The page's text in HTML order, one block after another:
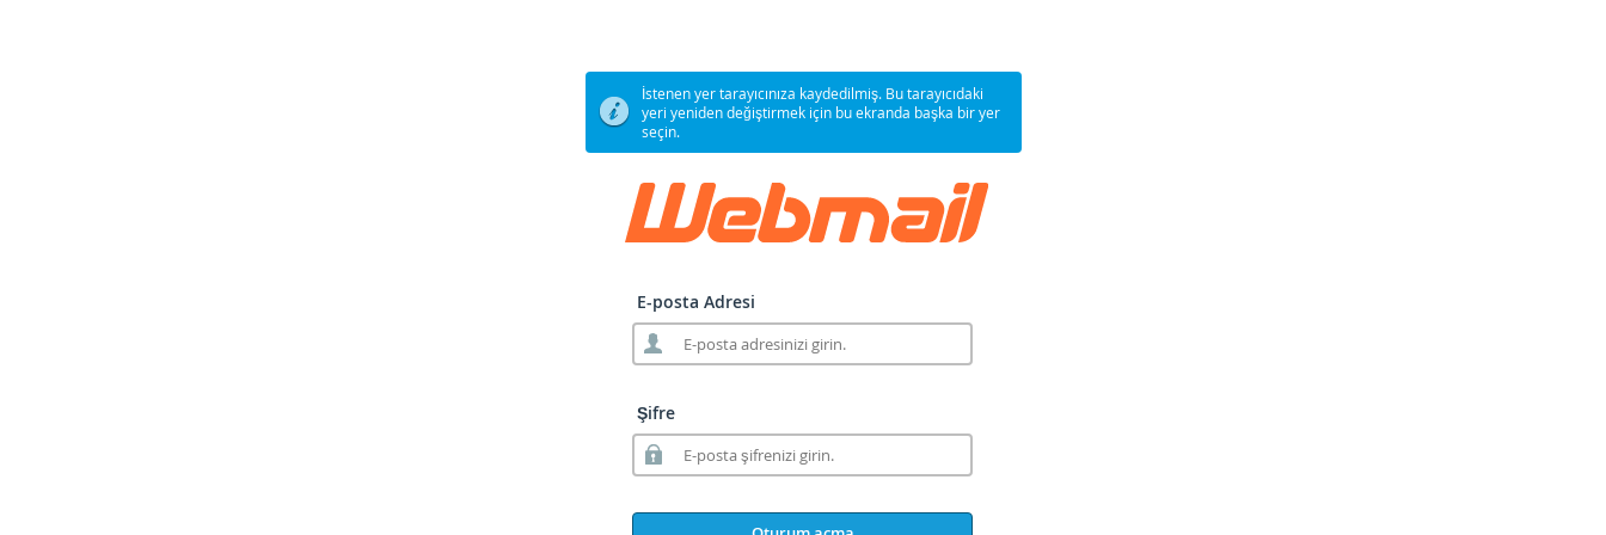
İstenen yer tarayıcınıza kaydedilmiş. Bu tarayıcıdaki
yeri yeniden değiştirmek için bu ekranda başka bir yer
seçin.
E-posta Adresi
Şifre